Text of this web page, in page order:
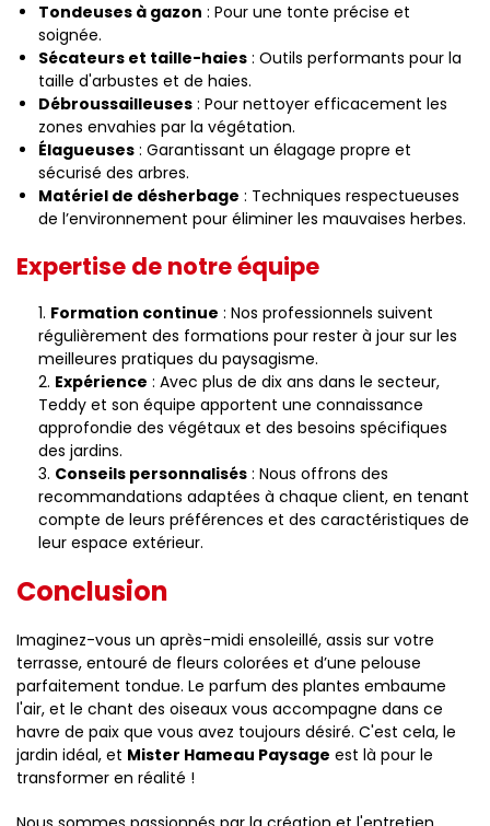
Tondeuses à gazon : Pour une tonte précise et
soignée.
Sécateurs et taille-haies : Outils performants pour la
taille d'arbustes et de haies.
Débroussailleuses : Pour nettoyer efficacement les
zones envahies par la végétation.
Élagueuses : Garantissant un élagage propre et
sécurisé des arbres.
Matériel de désherbage : Techniques respectueuses
de l’environnement pour éliminer les mauvaises herbes.
Expertise de notre équipe
Formation continue : Nos professionnels suivent
régulièrement des formations pour rester à jour sur les
meilleures pratiques du paysagisme.
Expérience : Avec plus de dix ans dans le secteur,
Teddy et son équipe apportent une connaissance
approfondie des végétaux et des besoins spécifiques
des jardins.
Conseils personnalisés : Nous offrons des
recommandations adaptées à chaque client, en tenant
compte de leurs préférences et des caractéristiques de
leur espace extérieur.
Conclusion
Imaginez-vous un après-midi ensoleillé, assis sur votre
terrasse, entouré de fleurs colorées et d’une pelouse
parfaitement tondue. Le parfum des plantes embaume
l'air, et le chant des oiseaux vous accompagne dans ce
havre de paix que vous avez toujours désiré. C'est cela, le
jardin idéal, et Mister Hameau Paysage est là pour le
transformer en réalité !